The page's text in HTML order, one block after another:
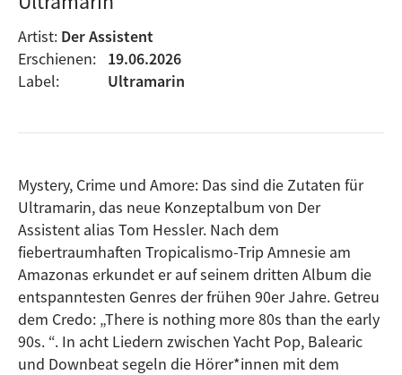
Artist: Der Assistent
Erschienen:
19.06.2026
Label:
Ultramarin
Mystery, Crime und Amore: Das sind die Zutaten für
Ultramarin, das neue Konzeptalbum von Der
Assistent alias Tom Hessler. Nach dem
fiebertraumhaften Tropicalismo-Trip Amnesie am
Amazonas erkundet er auf seinem dritten Album die
entspanntesten Genres der frühen 90er Jahre. Getreu
dem Credo: „There is nothing more 80s than the early
90s. “. In acht Liedern zwischen Yacht Pop, Balearic
und Downbeat segeln die Hörer*innen mit dem